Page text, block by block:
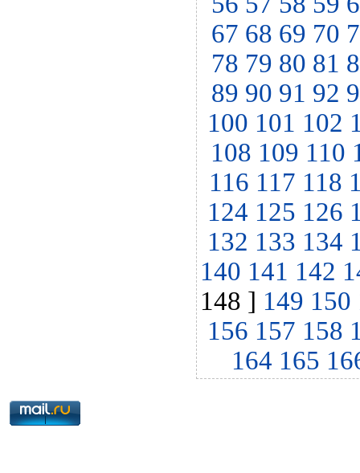
67 68 69 70
78 79 80 81
89 90 91 92
100 101 102
108 109 110
116 117 118
124 125 126
132 133 134
140 141 142
148 ] 149 150
156 157 158
164 165